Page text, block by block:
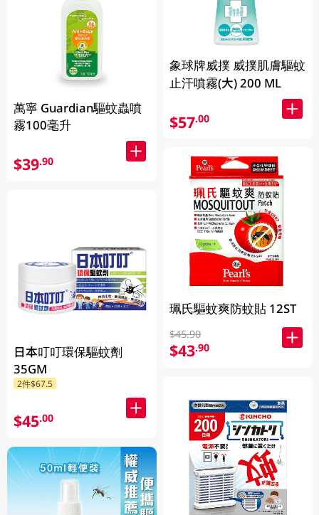
萬寧 Guardian驅蚊蟲噴
霧100毫升
$39.90
日本叮叮環保驅蚊劑
35GM
2件$67.5
$45.00
象球牌威撲 威撲肌膚驅蚊
止汗噴霧(大) 200 ML
$57.00
珮氏驅蚊爽防蚊貼 12ST
$45.90
$43.90